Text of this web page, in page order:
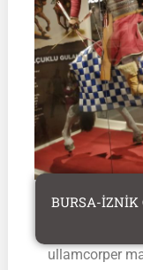
Lorem ipsum
ullamcorper
BURSA-İZNİK